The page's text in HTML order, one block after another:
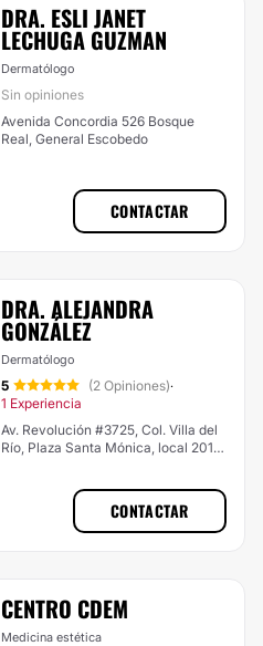
DRA. ESLI JANET
LECHUGA GUZMAN
Dermatólogo
Sin opiniones
Avenida Concordia 526 Bosque
Real, General Escobedo
CONTACTAR
DRA. ALEJANDRA
GONZÁLEZ
Dermatólogo
5 (2 Opiniones)·
1 Experiencia
Av. Revolución #3725, Col. Villa del
Río, Plaza Santa Mónica, local 201,
CONTACTAR
CENTRO CDEM
Medicina estética